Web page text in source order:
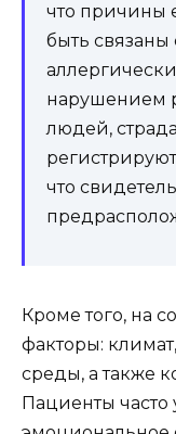
что причины
быть связаны
нарушением
людей,
что
Кроме того, на
факторы:
среды, а также
Пациенты часто